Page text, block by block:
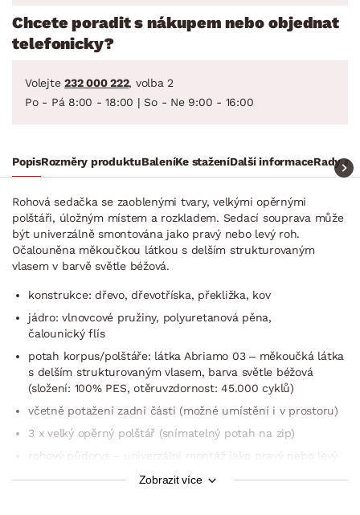
Chcete poradit s nákupem nebo objednat
telefonicky?
Volejte 232 000 222, volba 2
Po - Pá 8:00 - 18:00 | So - Ne 9:00 - 16:00
PopisRozměry produktuBaleníKe staženíDalší informaceRady a
Rohová sedačka se zaoblenými tvary, velkými opěrnými
polštáři, úložným místem a rozkladem. Sedací souprava může
být univerzálně smontována jako pravý nebo levý roh.
Očalouněna měkoučkou látkou s delším strukturovaným
vlasem v barvě světle béžová.
konstrukce: dřevo, dřevotříska, překližka, kov
jádro: vlnovcové pružiny, polyuretanová pěna,
čalounický flís
potah korpus/polštáře: látka Abriamo 03 – měkoučká látka
s delším strukturovaným vlasem, barva světle béžová
(složení: 100% PES, otěruvzdornost: 45.000 cyklů)
včetně potažení zadní části (možné umístění i v prostoru)
3 x velký opěrný polštář (snímatelný potah na zip)
rohový půdorys – univerzální montáž jako pravý nebo levý
Zobrazit více